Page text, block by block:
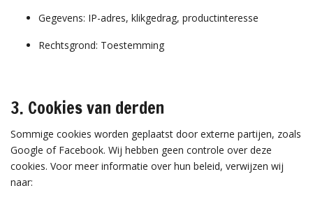
Gegevens: IP-adres, klikgedrag, productinteresse
Rechtsgrond: Toestemming
3. Cookies van derden
Sommige cookies worden geplaatst door externe partijen, zoals
Google of Facebook. Wij hebben geen controle over deze
cookies. Voor meer informatie over hun beleid, verwijzen wij
naar: